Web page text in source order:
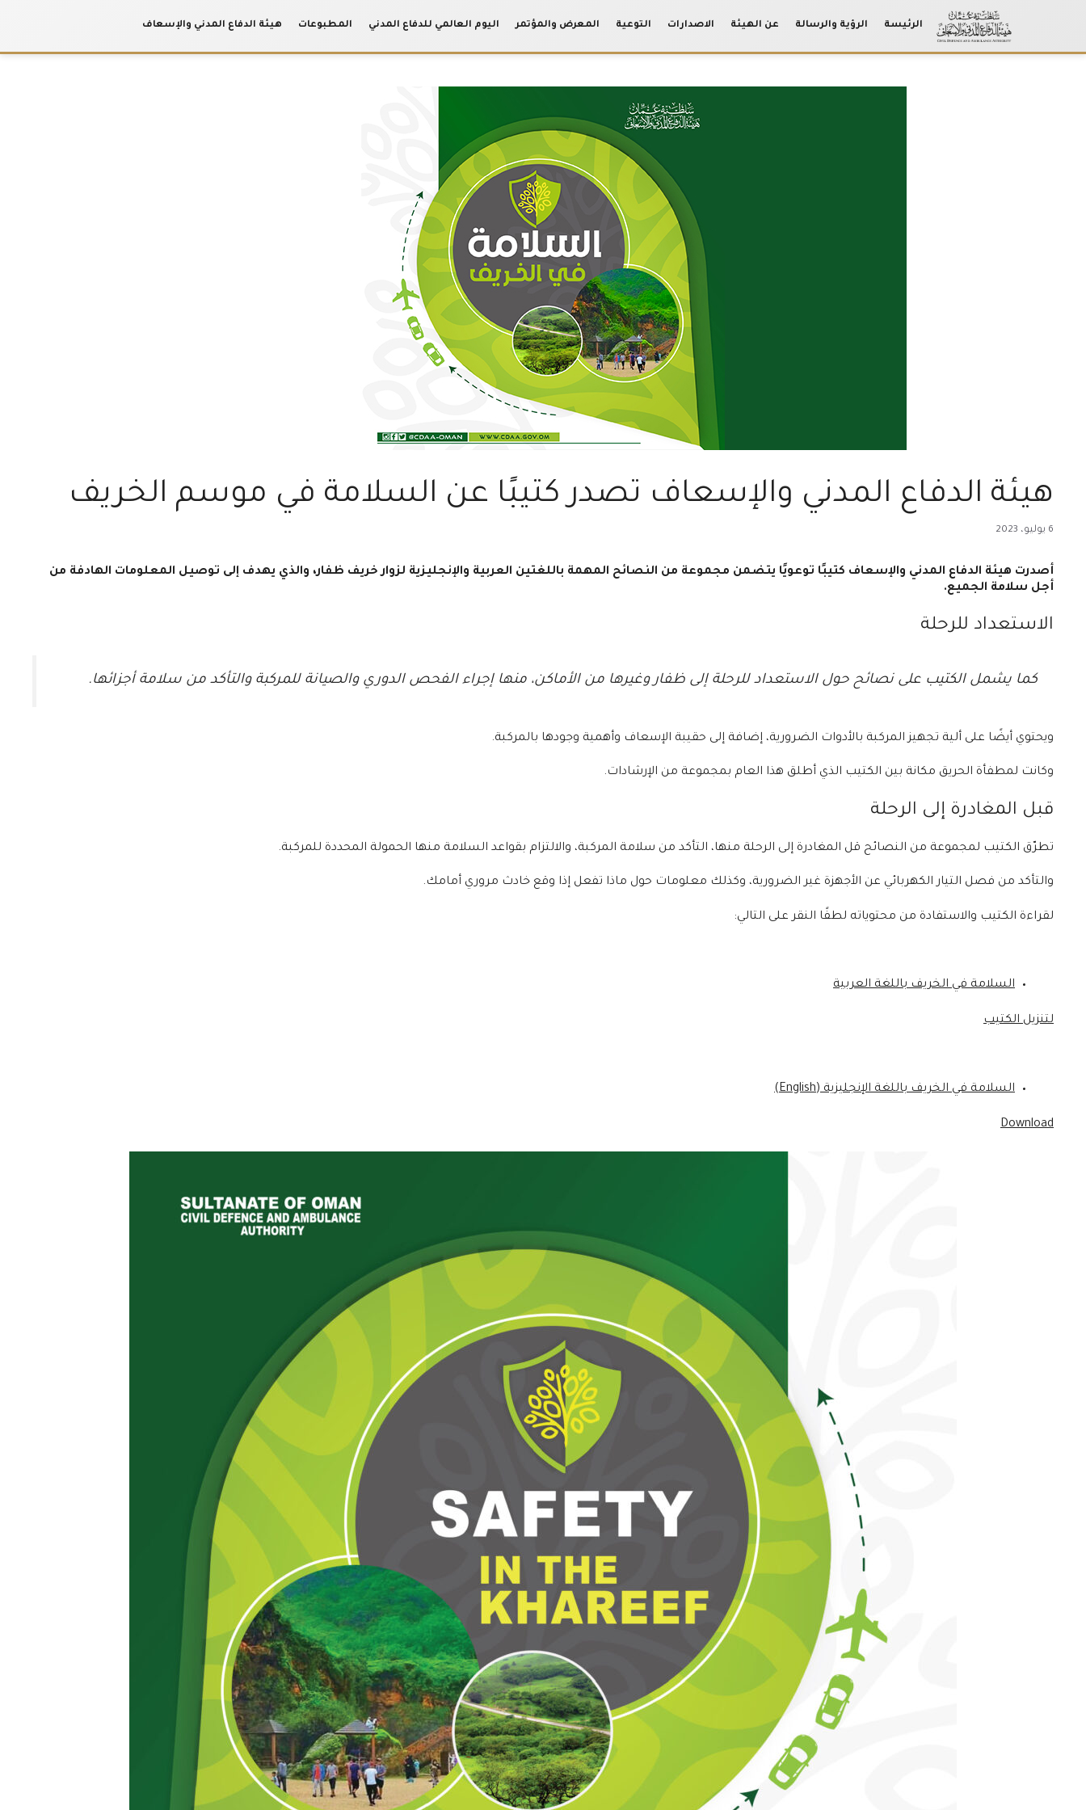
الرئيسة الرؤية والرسالة عن الهيئة الاصدارات التوعية المعرض والمؤتمر اليوم العالمي للدفاع المدني المطبوعات هيئة الدفاع المدني والإسعاف
هيئة الدفاع المدني والإسعاف تصدر كتيبًا عن السلامة في موسم الخريف
6 يوليو، 2023
أصدرت هيئة الدفاع المدني والإسعاف كتيبًا توعويًا يتضمن مجموعة من النصائح المهمة باللغتين العربية والإنجليزية لزوار خريف ظفار، والذي يهدف إلى توصيل المعلومات الهادفة من
أجل سلامة الجميع.
الاستعداد للرحلة
كما يشمل الكتيب على نصائح حول الاستعداد للرحلة إلى ظفار وغيرها من الأماكن، منها إجراء الفحص الدوري والصيانة للمركبة والتأكد من سلامة أجزائها.
ويحتوي أيضًا على ألية تجهيز المركبة بالأدوات الضرورية، إضافة إلى حقيبة الإسعاف وأهمية وجودها بالمركبة.
وكانت لمطفأة الحريق مكانة بين الكتيب الذي أطلق هذا العام بمجموعة من الإرشادات.
قبل المغادرة إلى الرحلة
تطرّق الكتيب لمجموعة من النصائح قل المغادرة إلى الرحلة منها، التأكد من سلامة المركبة، والالتزام بقواعد السلامة منها الحمولة المحددة للمركبة.
والتأكد من فصل التيار الكهربائي عن الأجهزة غير الضرورية، وكذلك معلومات حول ماذا تفعل إذا وقع خادث مروري أمامك.
لقراءة الكتيب والاستفادة من محتوياته لطفًا النقر على التالي:
السلامة في الخريف باللغة العربية
لتنزيل الكتيب
السلامة في الخريف باللغة الإنجليزية (English)
Download